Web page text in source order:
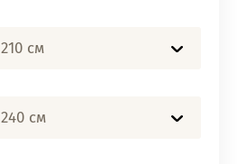
210 см
240 см